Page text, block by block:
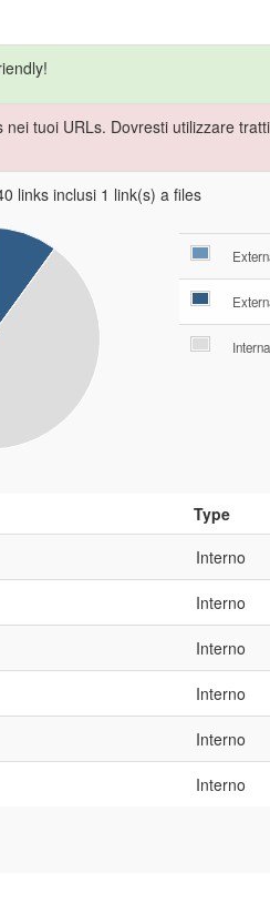
tuoi URLs. Dovresti utilizzare
links inclusi 1 link(s) a files
Type
Interno
Interno
Interno
Interno
Interno
Interno